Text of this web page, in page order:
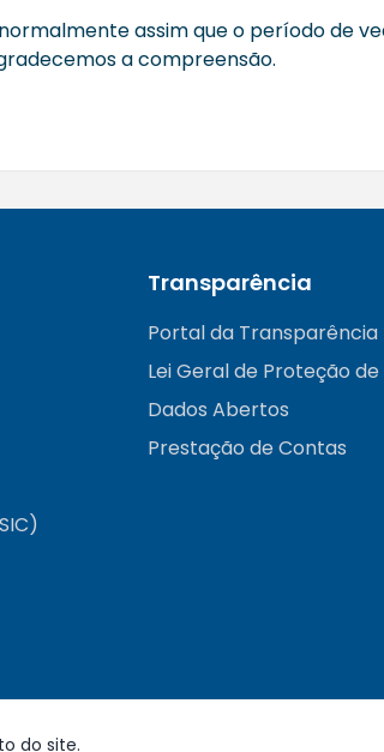
assim que o período de
a compreensão.
Transparência
Portal da Transparência
Lei Geral de Proteção de
Dados Abertos
Prestação de Contas
do site.